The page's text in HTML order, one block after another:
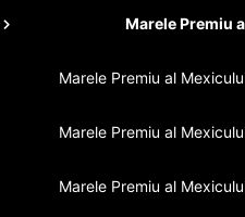
Marele Premiu
Marele Premiu al
Marele Premiu al
Marele Premiu al